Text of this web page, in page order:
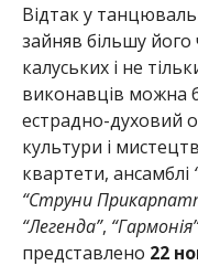
Відтак у
зайняв більшу
калуських і не
виконавців можна
естрадно-духовий
культури і
квартети, ансамблі
“Струни
“Легенда”, “Гармонія”
представлено 22